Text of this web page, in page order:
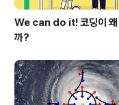
We can do it! 코딩이 왜
까?